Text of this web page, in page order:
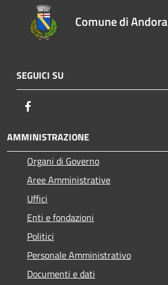
Comune di Andora
SEGUICI SU
AMMINISTRAZIONE
Organi di Governo
Aree Amministrative
Uffici
Enti e fondazioni
Politici
Personale Amministrativo
Documenti e dati